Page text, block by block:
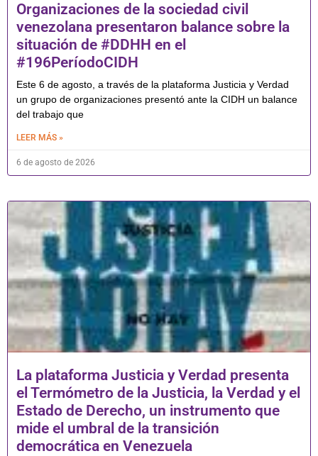
Organizaciones de la sociedad civil
venezolana presentaron balance sobre la
situación de #DDHH en el
#196PeríodoCIDH
Este 6 de agosto, a través de la plataforma Justicia y Verdad
un grupo de organizaciones presentó ante la CIDH un balance
del trabajo que
LEER MÁS »
6 de agosto de 2026
La plataforma Justicia y Verdad presenta
el Termómetro de la Justicia, la Verdad y el
Estado de Derecho, un instrumento que
mide el umbral de la transición
democrática en Venezuela